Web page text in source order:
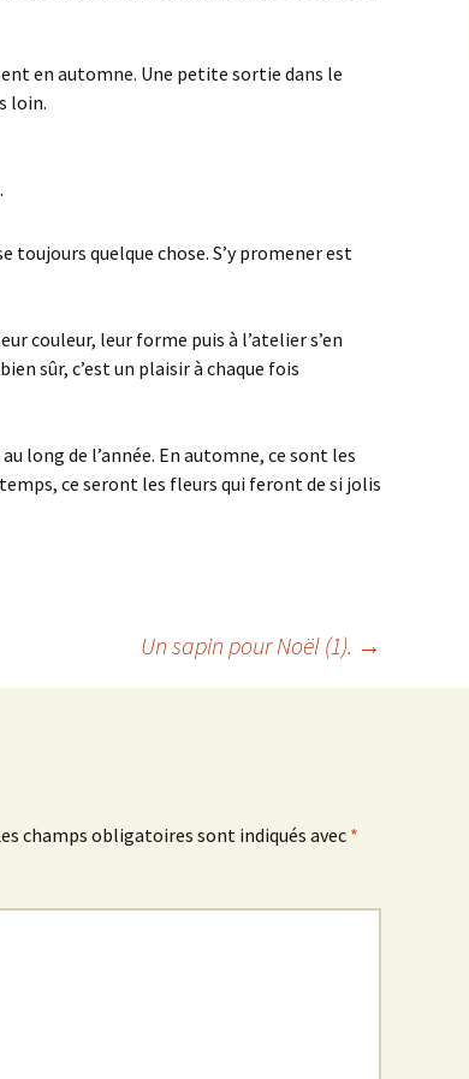
en automne. Une petite sortie dans le
loin.
toujours quelque chose. S’y promener est
couleur, leur forme puis à l’atelier s’en
sûr, c’est un plaisir à chaque fois
long de l’année. En automne, ce sont les
ce seront les fleurs qui feront de si jolis
Un sapin pour Noël (1). →
champs obligatoires sont indiqués avec *